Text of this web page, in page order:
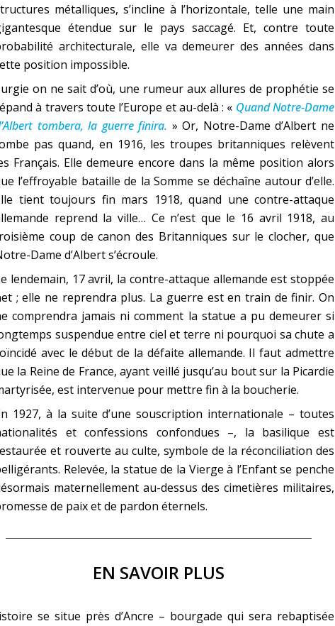
métalliques, s’incline à l’horizontale, telle une main
étendue sur le pays saccagé. Et, contre toute
architecturale, elle va demeurer des années dans
position impossible.
on ne sait d’où, une rumeur aux allures de prophétie se
à travers toute l’Europe et au-delà : « Quand Notre-Dame
tombera, la guerre finira. » Or, Notre-Dame d’Albert ne
pas quand, en 1916, les troupes britanniques relèvent
Français. Elle demeure encore dans la même position alors
l’effroyable bataille de la Somme se déchaîne autour d’elle.
tient toujours fin mars 1918, quand une contre-attaque
reprend la ville… Ce n’est que le 16 avril 1918, au
coup de canon des Britanniques sur le clocher, que
Dame d’Albert s’écroule.
lendemain, 17 avril, la contre-attaque allemande est stoppée
; elle ne reprendra plus. La guerre est en train de finir. On
comprendra jamais ni comment la statue a pu demeurer si
suspendue entre ciel et terre ni pourquoi sa chute a
avec le début de la défaite allemande. Il faut admettre
la Reine de France, ayant veillé jusqu’au bout sur la Picardie
est intervenue pour mettre fin à la boucherie.
1927, à la suite d’une souscription internationale – toutes
et confessions confondues –, la basilique est
et rouverte au culte, symbole de la réconciliation des
Relevée, la statue de la Vierge à l’Enfant se penche
maternellement au-dessus des cimetières militaires,
de paix et de pardon éternels.
EN SAVOIR PLUS
se situe près d’Ancre – bourgade qui sera rebaptisée